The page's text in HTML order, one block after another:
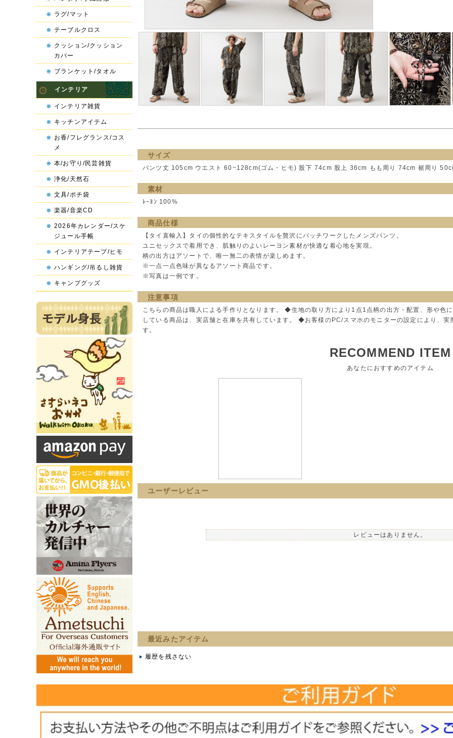
サイズ
パンツ丈 105cm ウエスト 60~128cm(ゴム・ヒモ) 股下 74cm 股上 36cm もも周り 74cm 裾周り
素材
ﾚｰﾖﾝ 100%
商品仕様
【タイ直輸入】タイの個性的なテキスタイルを贅沢にパッチワークしたメンズパンツ。
ユニセックスで着用でき、肌触りのよいレーヨン素材が快適な着心地を実現。
柄の出方はアソートで、唯一無二の表情が楽しめます。
※一点一点色味が異なるアソート商品です。
※写真は一例です。
注意事項
こちらの商品は職人による手作りとなります。 ◆生地の取り方により1点1点柄の出方・配置、形や色
している商品は、実店舗と在庫を共有しています。 ◆お客様のPC/スマホのモニターの設定により、
す。
RECOMMEND ITEM
あなたにおすすめのアイテム
ユーザーレビュー
レビューはありません。
最近みたアイテム
履歴を残さない
ラグ/マット
テーブルクロス
クッション/クッション
カバー
ブランケット/タオル
インテリア
インテリア雑貨
キッチンアイテム
お香/フレグランス/コス
メ
本/お守り/民芸雑貨
浄化/天然石
文具/ポチ袋
楽器/音楽CD
2026年カレンダー/スケ
ジュール手帳
インテリアテープ/ヒモ
ハンギング/吊るし雑貨
キャンプグッズ